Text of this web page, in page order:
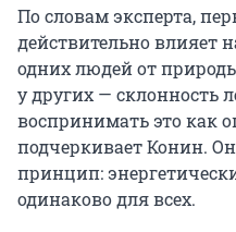
По словам эксперта,
действительно влияет
одних людей от
у других — склонность
воспринимать это как
подчеркивает Конин.
принцип:
одинаково для всех.